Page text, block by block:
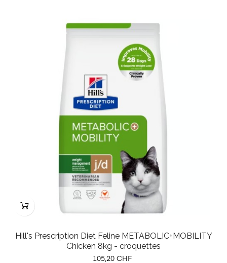
Hill's Prescription Diet Feline METABOLIC+MOBILITY
Chicken 8kg - croquettes
Prix
105,20 CHF